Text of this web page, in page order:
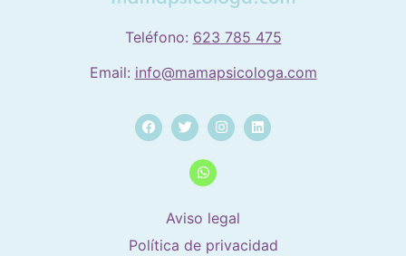
Teléfono: 623 785 475
Email: info@mamapsicologa.com
Aviso legal
Política de privacidad